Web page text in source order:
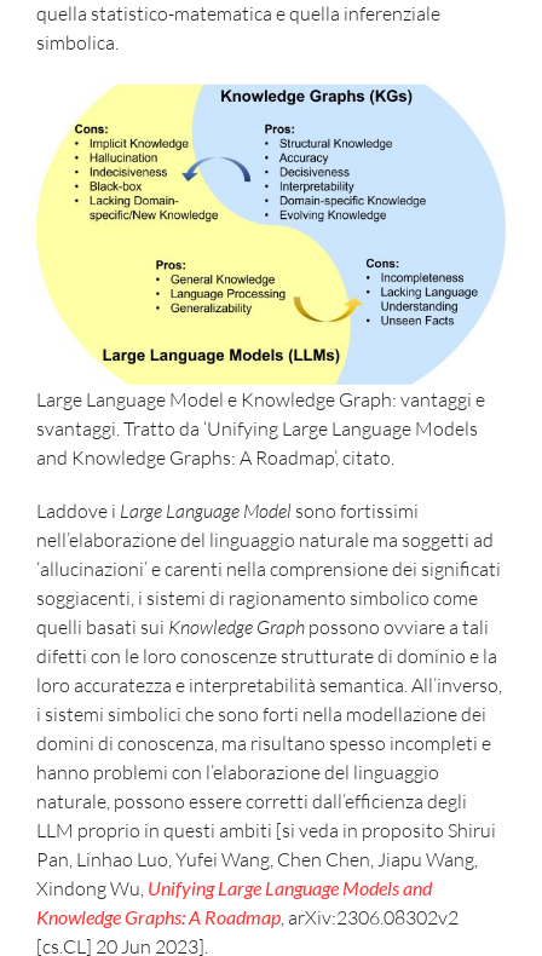
quella statistico-matematica e quella inferenziale
simbolica.
Large Language Model e Knowledge Graph: vantaggi e
svantaggi. Tratto da ‘Unifying Large Language Models
and Knowledge Graphs: A Roadmap’, citato.
Laddove i Large Language Model sono fortissimi
nell’elaborazione del linguaggio naturale ma soggetti ad
‘allucinazioni’ e carenti nella comprensione dei significati
soggiacenti, i sistemi di ragionamento simbolico come
quelli basati sui Knowledge Graph possono ovviare a tali
difetti con le loro conoscenze strutturate di dominio e la
loro accuratezza e interpretabilità semantica. All’inverso,
i sistemi simbolici che sono forti nella modellazione dei
domini di conoscenza, ma risultano spesso incompleti e
hanno problemi con l’elaborazione del linguaggio
naturale, possono essere corretti dall’efficienza degli
LLM proprio in questi ambiti [si veda in proposito Shirui
Pan, Linhao Luo, Yufei Wang, Chen Chen, Jiapu Wang,
Xindong Wu, Unifying Large Language Models and
Knowledge Graphs: A Roadmap, arXiv:2306.08302v2
[cs.CL] 20 Jun 2023].